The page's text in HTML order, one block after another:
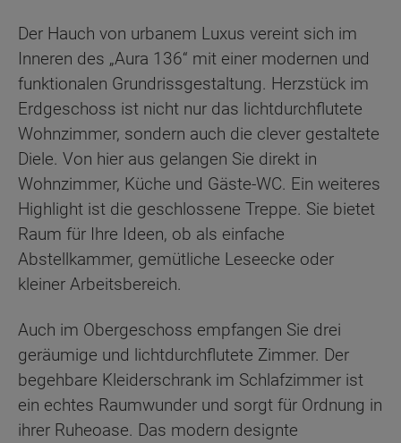
Der Hauch von urbanem Luxus vereint sich im
Inneren des „Aura 136“ mit einer modernen und
funktionalen Grundrissgestaltung. Herzstück im
Erdgeschoss ist nicht nur das lichtdurchflutete
Wohnzimmer, sondern auch die clever gestaltete
Diele. Von hier aus gelangen Sie direkt in
Wohnzimmer, Küche und Gäste-WC. Ein weiteres
Highlight ist die geschlossene Treppe. Sie bietet
Raum für Ihre Ideen, ob als einfache
Abstellkammer, gemütliche Leseecke oder
kleiner Arbeitsbereich.
Auch im Obergeschoss empfangen Sie drei
geräumige und lichtdurchflutete Zimmer. Der
begehbare Kleiderschrank im Schlafzimmer ist
ein echtes Raumwunder und sorgt für Ordnung in
ihrer Ruheoase. Das modern designte